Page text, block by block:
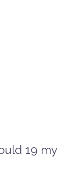
19 my